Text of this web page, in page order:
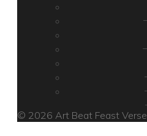
© 2026 Art Beat Feast Verse